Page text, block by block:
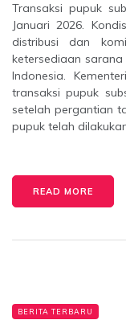
Transaksi pupuk
Januari 2026.
distribusi dan
ketersediaan
Indonesia.
transaksi pupuk
setelah pergantian
pupuk telah
READ MORE
BERITA TERBARU